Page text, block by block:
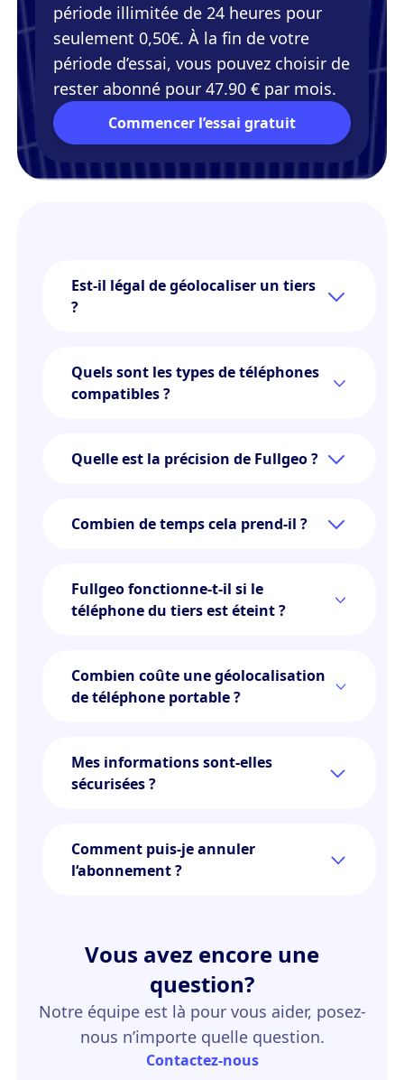
période illimitée de 24 heures pour
seulement 0,50€. À la fin de votre
période d’essai, vous pouvez choisir de
rester abonné pour 47.90 € par mois.
Commencer l’essai gratuit
Est-il légal de géolocaliser un tiers
?
Quels sont les types de téléphones
compatibles ?
Quelle est la précision de Fullgeo ?
Combien de temps cela prend-il ?
Fullgeo fonctionne-t-il si le
téléphone du tiers est éteint ?
Combien coûte une géolocalisation
de téléphone portable ?
Mes informations sont-elles
sécurisées ?
Comment puis-je annuler
l‘abonnement ?
Vous avez encore une
question?
Notre équipe est là pour vous aider, posez-
nous n’importe quelle question.
Contactez-nous